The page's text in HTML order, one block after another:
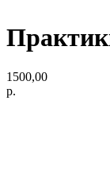
1500,00
р.